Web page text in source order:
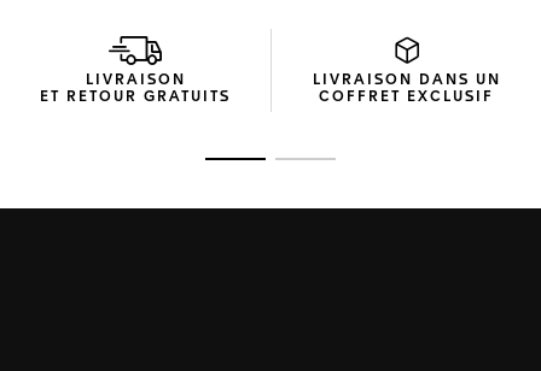
LIVRAISON
ET RETOUR GRATUITS
LIVRAISON DANS UN
COFFRET EXCLUSIF